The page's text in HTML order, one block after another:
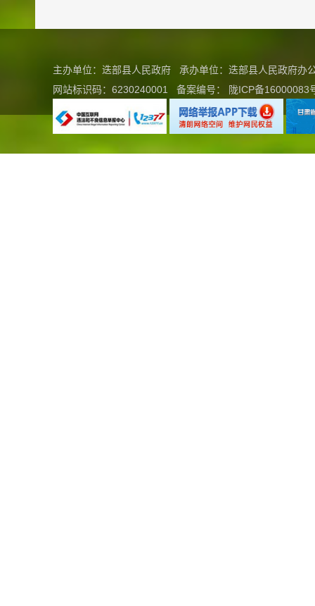
主办单位：迭部县人民政府 承办单位：迭部县人民政府
网站标识码：6230240001
备案编号： 陇ICP备16000083